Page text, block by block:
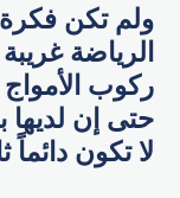
ولم تكن
الرياضة
ركوب
حتى إن لديها
لا تكون دائماً